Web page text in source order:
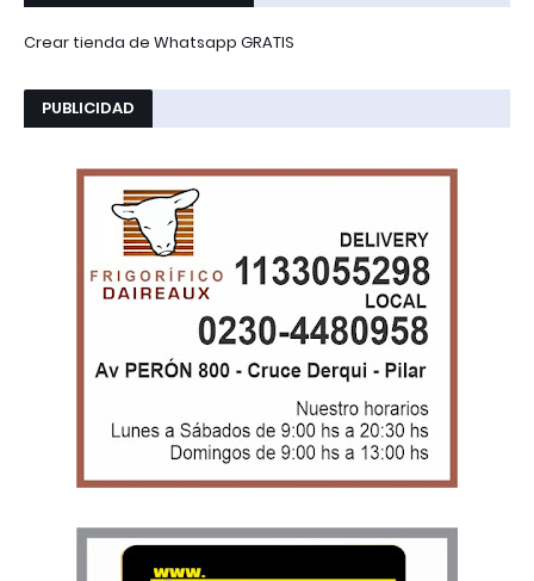
Crear tienda de Whatsapp GRATIS
PUBLICIDAD